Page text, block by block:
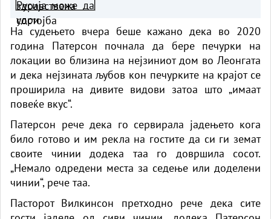
На судењето вчера беше кажано дека во 2020
година Патерсон почнала да бере печурки на
локации во близина на нејзиниот дом во Леонгата
и дека нејзината љубов кон печурките на крајот се
проширила на дивите видови затоа што „имаат
повеќе вкус“.
Патерсон рече дека го сервирала јадењето кога
било готово и им рекла на гостите да си ги земат
своите чинии додека таа го довршила сосот.
„Немало одредени места за седење или доделени
чинии“, рече таа.
Пасторот Вилкинсон претходно рече дека сите